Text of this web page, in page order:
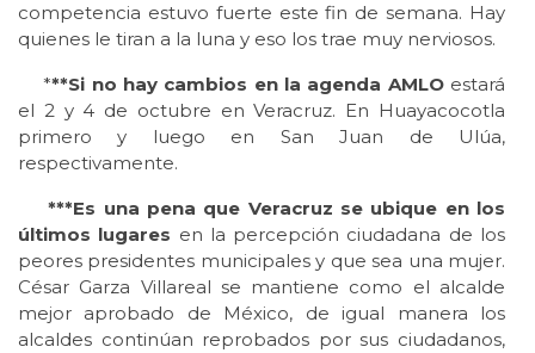
competencia estuvo fuerte este fin de semana. Hay
quienes le tiran a la luna y eso los trae muy nerviosos.
***Si no hay cambios en la agenda AMLO estará
el 2 y 4 de octubre en Veracruz. En Huayacocotla
primero y luego en San Juan de Ulúa,
respectivamente.
***Es una pena que Veracruz se ubique en los
últimos lugares en la percepción ciudadana de los
peores presidentes municipales y que sea una mujer.
César Garza Villareal se mantiene como el alcalde
mejor aprobado de México, de igual manera los
alcaldes continúan reprobados por sus ciudadanos,